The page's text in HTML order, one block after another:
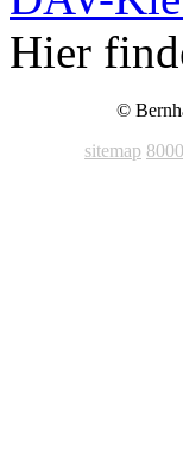
Hier
©
sitemap